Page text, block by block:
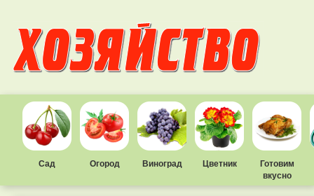
Сад Огород Виноград Цветник
Готовим
вкусно